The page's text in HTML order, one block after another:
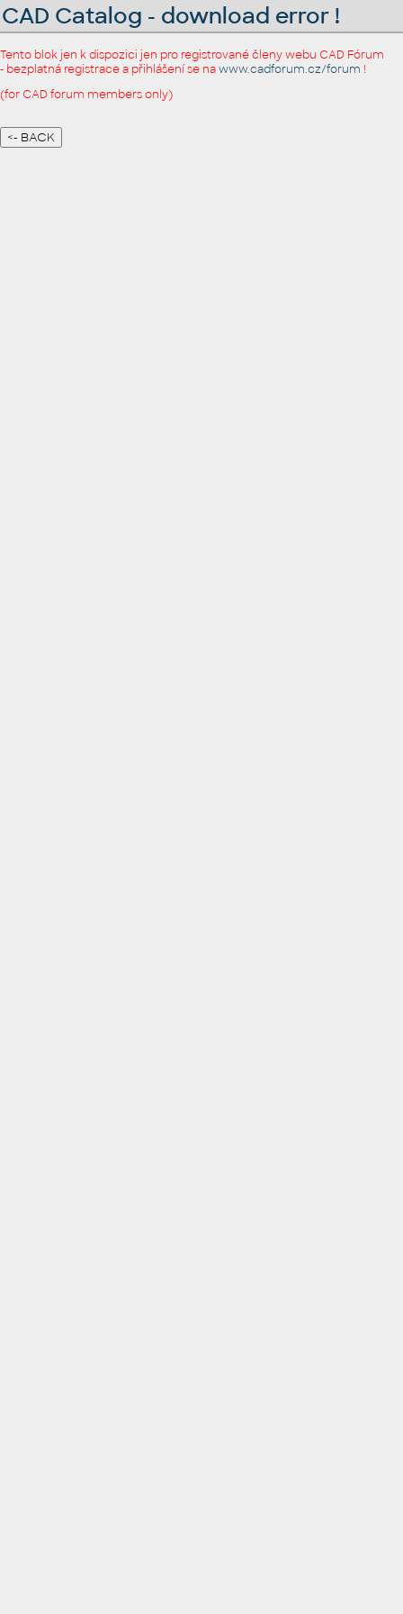
CAD Catalog - download error !
Tento blok jen k dispozici jen pro registrované členy webu CAD Fórum
- bezplatná registrace a přihlášení se nawww.cadforum.cz/forum !
(for CAD forum members only)